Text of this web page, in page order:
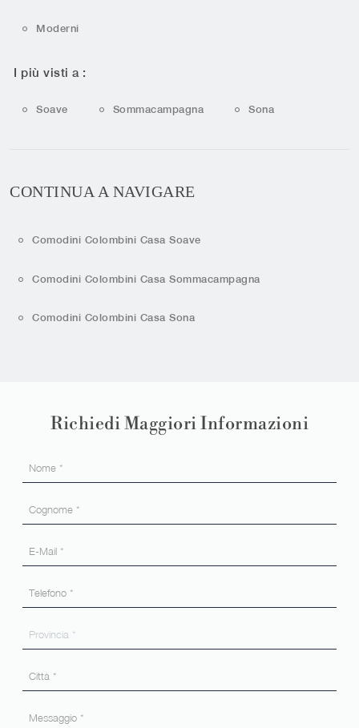
Moderni
I più visti a :
Soave Sommacampagna Sona
CONTINUA A NAVIGARE
Comodini Colombini Casa Soave
Comodini Colombini Casa Sommacampagna
Comodini Colombini Casa Sona
Richiedi Maggiori Informazioni